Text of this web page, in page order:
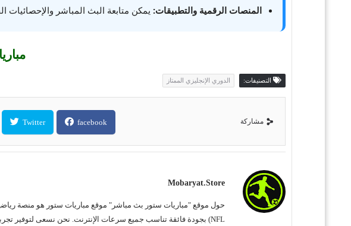
المنصات الرقمية والتطبيقات: يمكن متابعة البث المباشر والإحصائيات
التصنيفات: الدوري الإنجليزي الممتاز
مشاركة facebook
Twitter
Mobaryat.store
NFL) بجودة فائقة تناسب جميع سرعات الإنترنت. نحن نسعى لتوفير تجربة مشاهدة غامرة وسهلة للمشجع العربي، بعيداً عن التعقيد وبأقل قدر من الإعلانات المزعجة.